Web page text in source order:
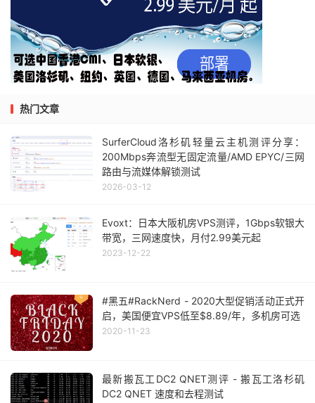
热门文章
SurferCloud洛杉矶轻量云主机测评分享：
200Mbps奔流型无固定流量/AMD EPYC/三网
路由与流媒体解锁测试
2026-03-12
Evoxt：日本大阪机房VPS测评，1Gbps软银大
带宽，三网速度快，月付2.99美元起
2023-12-22
#黑五#RackNerd - 2020大型促销活动正式开
启，美国便宜VPS低至$8.89/年，多机房可选
2020-11-23
最新搬瓦工DC2 QNET测评 - 搬瓦工洛杉矶
DC2 QNET 速度和去程测试